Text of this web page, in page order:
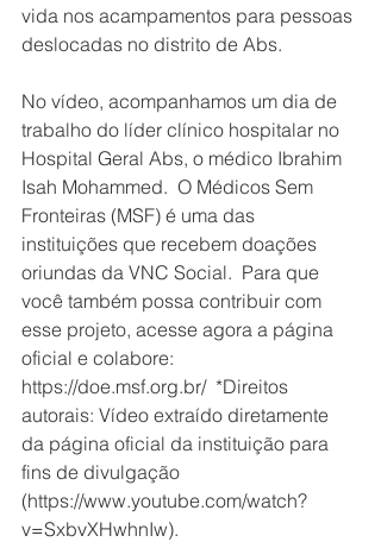
vida nos acampamentos para pessoas
deslocadas no distrito de Abs.
No vídeo, acompanhamos um dia de
trabalho do líder clínico hospitalar no
Hospital Geral Abs, o médico Ibrahim
Isah Mohammed.  O Médicos Sem
Fronteiras (MSF) é uma das
instituições que recebem doações
oriundas da VNC Social.  Para que
você também possa contribuir com
esse projeto, acesse agora a página
oficial e colabore:
https://doe.msf.org.br/  *Direitos
autorais: Vídeo extraído diretamente
da página oficial da instituição para
fins de divulgação
(https://www.youtube.com/watch?
v=SxbvXHwhnIw).